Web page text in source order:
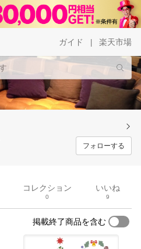
ガイド 楽天市場
フォローする
コレクション
0
いいね
9
掲載終了商品を含む